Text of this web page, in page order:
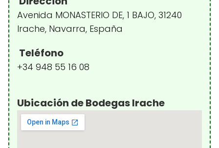
Avenida MONASTERIO DE, 1 BAJO, 31240
Irache, Navarra, España
Teléfono
+34 948 55 16 08
Ubicación de Bodegas Irache